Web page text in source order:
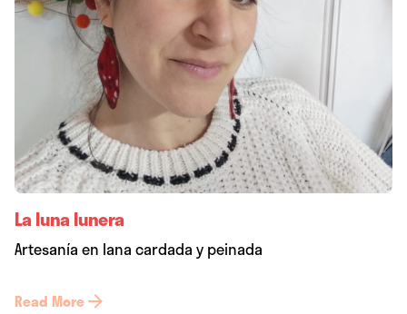
La luna lunera
Artesanía en lana cardada y peinada
Read More